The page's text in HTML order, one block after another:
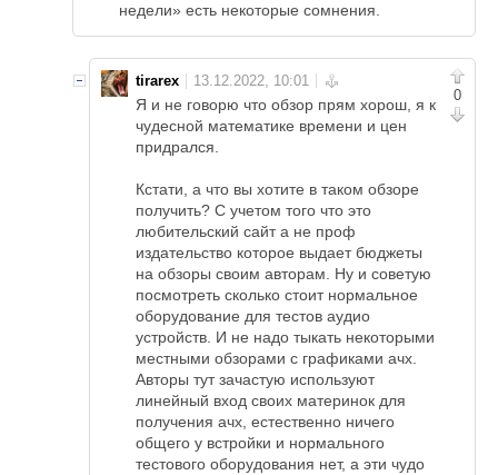
недели» есть некоторые сомнения.
0
tirarex
Я и не говорю что обзор прям хорош, я к
чудесной математике времени и цен
придрался.
Кстати, а что вы хотите в таком обзоре
получить? C учетом того что это
любительский сайт а не проф
издательство которое выдает бюджеты
на обзоры своим авторам. Ну и советую
посмотреть сколько стоит нормальное
оборудование для тестов аудио
устройств. И не надо тыкать некоторыми
местными обзорами с графиками ачх.
Авторы тут зачастую используют
линейный вход своих материнок для
получения ачх, естественно ничего
общего у встройки и нормального
тестового оборудования нет, а эти чудо